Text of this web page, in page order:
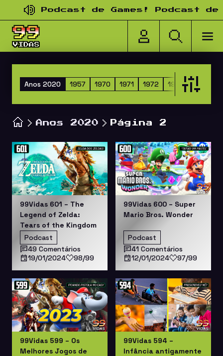
Pular para o conteúdo
Podcast de Games! Podcast de
1957 1970 1971 1972 1973 1974
Anos 2020
Anos 2020 Página 2
99Vidas 601 – The
Legend of Zelda:
Tears of the Kingdom
Podcast
49 Comentários
19/01/2024
98/99
99Vidas 600 – Super
Mario Bros. Wonder
Podcast
41 Comentários
12/01/2024
97/99
99Vidas 599 – Os
Melhores Jogos de
99Vidas 594 –
Infância antigamente